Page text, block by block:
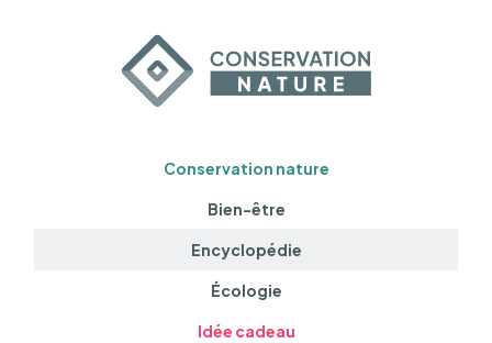
Conservation nature
Bien-être
Encyclopédie
Écologie
Idée cadeau